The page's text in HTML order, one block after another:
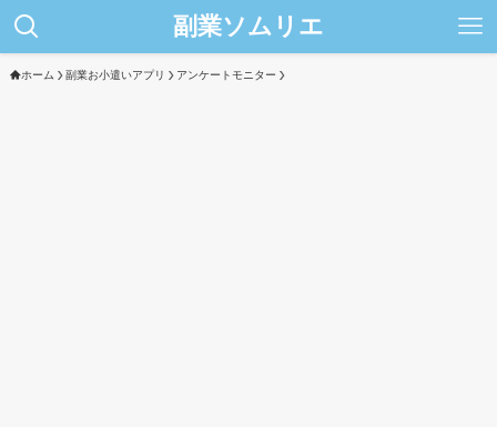
副業ソムリエ
ホーム 副業お小遣いアプリ アンケートモニター